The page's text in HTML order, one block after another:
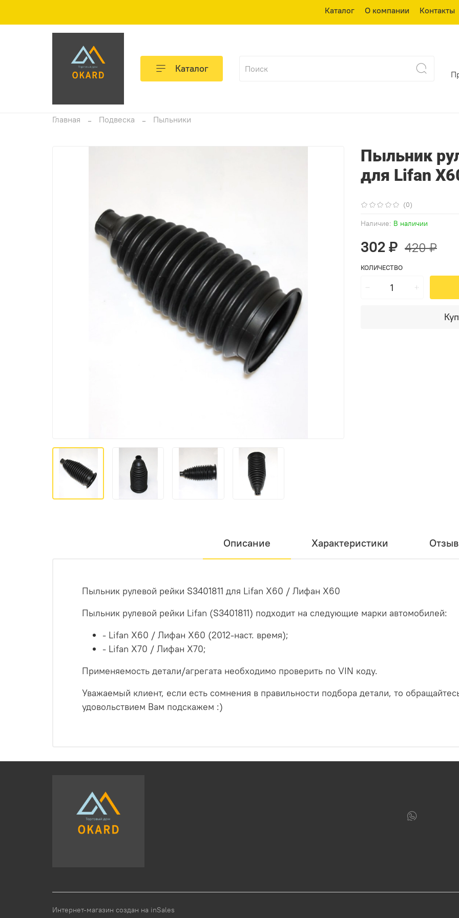
Каталог О компании Контакты
Каталог
Главная Подвеска Пыльники
(0)
Наличие: В наличии
Пыльник
для Lifan
302 ₽ 420 ₽
КОЛИЧЕСТВО
Описание Характеристики
Пыльник рулевой рейки S3401811 для Lifan X60 / Лифан Х60
Пыльник рулевой рейки Lifan (S3401811) подходит на следующие марки автомобилей:
- Lifan X60 / Лифан Х60 (2012-наст. время);
- Lifan X70 / Лифан Х70;
Применяемость детали/агрегата необходимо проверить по VIN коду.
Уважаемый клиент, если есть сомнения в правильности подбора детали, то
удовольствием Вам подскажем :)
Интернет-магазин создан на inSales